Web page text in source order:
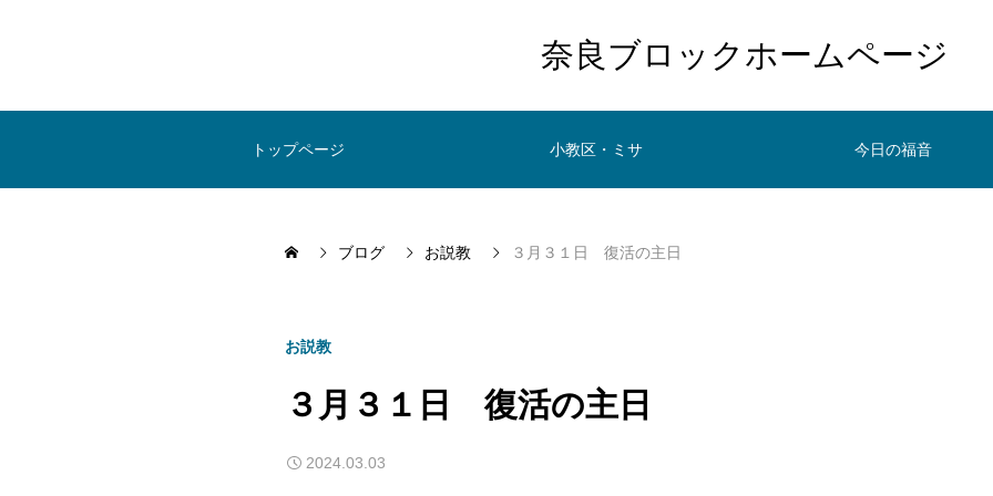
奈良ブロックホームページ
トップページ 小教区・ミサ 今日の福音
ブログ お説教 ３月３１日 復活の主日
お説教
３月３１日 復活の主日
2024.03.03